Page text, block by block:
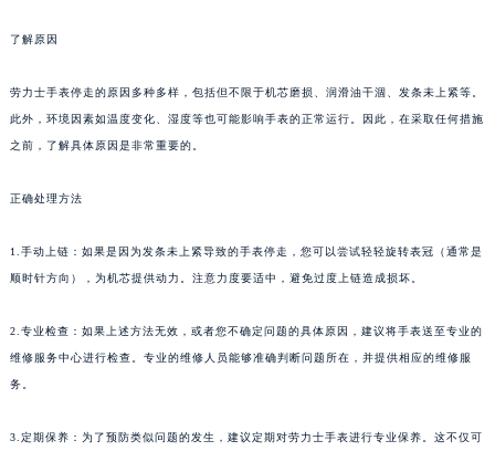
了解原因
劳力士手表停走的原因多种多样，包括但不限于机芯磨损、润滑油干涸、发条未上紧等。
此外，环境因素如温度变化、湿度等也可能影响手表的正常运行。因此，在采取任何措施
之前，了解具体原因是非常重要的。
正确处理方法
1.手动上链：如果是因为发条未上紧导致的手表停走，您可以尝试轻轻旋转表冠（通常是
顺时针方向），为机芯提供动力。注意力度要适中，避免过度上链造成损坏。
2.专业检查：如果上述方法无效，或者您不确定问题的具体原因，建议将手表送至专业的
维修服务中心进行检查。专业的维修人员能够准确判断问题所在，并提供相应的维修服
务。
3.定期保养：为了预防类似问题的发生，建议定期对劳力士手表进行专业保养。这不仅可